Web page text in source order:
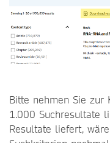
Bitte nehmen Sie zur
1.000 Suchresultate
Resultate liefert,